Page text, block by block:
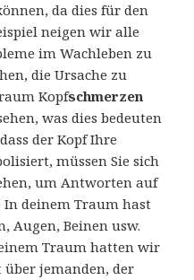
da dies für den
neigen wir alle
im Wachleben zu
die Ursache zu
Kopfschmerzen
was dies bedeuten
der Kopf Ihre
müssen Sie sich
um Antworten auf
In deinem Traum hast
Augen, Beinen usw.
Traum hatten wir
über jemanden, der